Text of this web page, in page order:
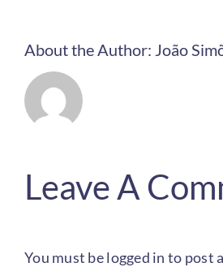
About the Author: João
Leave A
You must belogged in to post